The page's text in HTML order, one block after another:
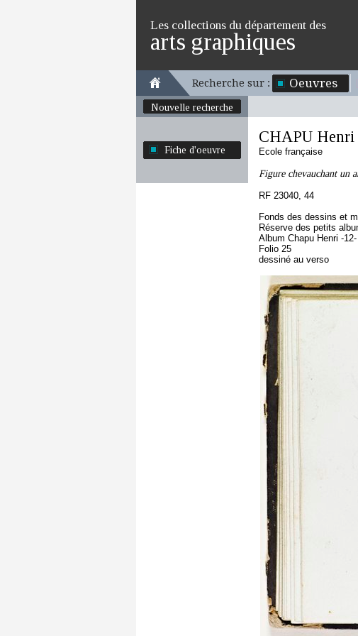
Les collections du département des
arts graphiques
Recherche sur : Oeuvres
Nouvelle recherche
Fiche d'oeuvre
CHAPU
Ecole française
Figure chevauchant un
RF 23040, 44
Fonds des dessins et
Réserve des petits
Album Chapu Henri -12-
Folio 25
dessiné au verso